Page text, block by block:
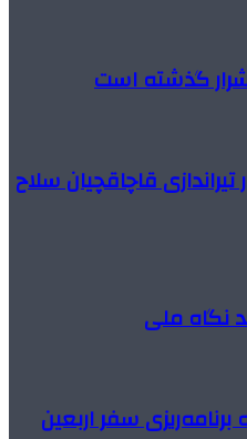
گذشته است
قاچاقچیان سلاح
نگاه ملی
سفر اربعین